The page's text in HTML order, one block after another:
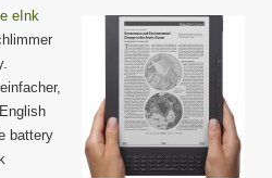
Drain
eInk
battery